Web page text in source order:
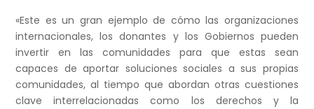
«Este es un gran ejemplo de cómo las organizaciones
internacionales, los donantes y los Gobiernos pueden
invertir en las comunidades para que estas sean
capaces de aportar soluciones sociales a sus propias
comunidades, al tiempo que abordan otras cuestiones
clave interrelacionadas como los derechos y la